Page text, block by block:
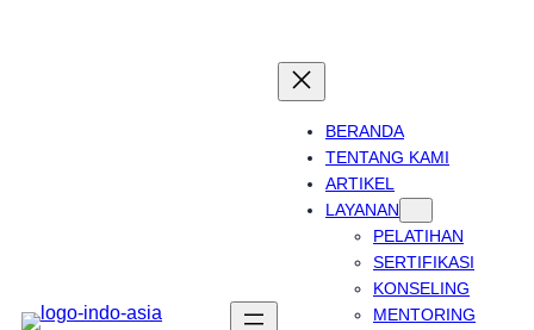
BERANDA
TENTANG KAMI
ARTIKEL
LAYANAN
PELATIHAN
SERTIFIKASI
KONSELING
MENTORING